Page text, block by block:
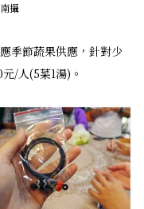
攝
季節蔬果供應，針對少
/人(5菜1湯)。